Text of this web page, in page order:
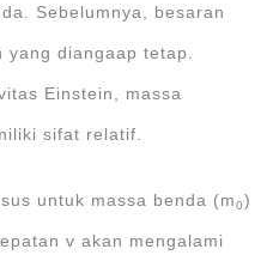
Sebelumnya, besaran
diangaap tetap.
Einstein, massa
sifat relatif.
untuk massa benda (m0)
v akan mengalami